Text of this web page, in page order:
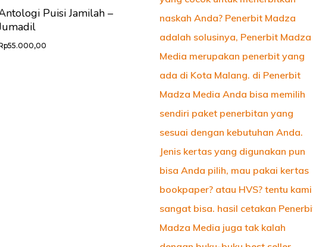
Puisi Jamilah –
55.000,00